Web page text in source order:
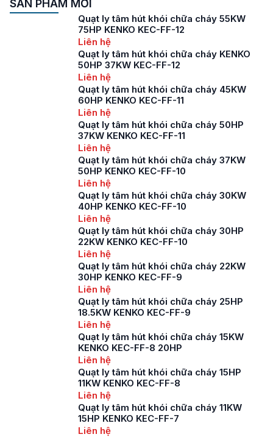
mái PCCC – Quạt
hướng trục hút mái
hướng trục được
dùng để hút khói, khí
trường an toàn trong
các tình huống khẩn
ra. […]
SẢN PHẨM MỚI
Quạt ly tâm hút khói chữa cháy 55KW
75HP KENKO KEC-FF-12
Liên hệ
Quạt ly tâm hút khói chữa cháy KENKO
50HP 37KW KEC-FF-12
Liên hệ
Quạt ly tâm hút khói chữa cháy 45KW
60HP KENKO KEC-FF-11
Liên hệ
Quạt ly tâm hút khói chữa cháy 50HP
37KW KENKO KEC-FF-11
Liên hệ
Quạt ly tâm hút khói chữa cháy 37KW
50HP KENKO KEC-FF-10
Liên hệ
Quạt ly tâm hút khói chữa cháy 30KW
40HP KENKO KEC-FF-10
Liên hệ
Quạt ly tâm hút khói chữa cháy 30HP
22KW KENKO KEC-FF-10
Liên hệ
Quạt ly tâm hút khói chữa cháy 22KW
30HP KENKO KEC-FF-9
Liên hệ
Quạt ly tâm hút khói chữa cháy 25HP
18.5KW KENKO KEC-FF-9
Liên hệ
Quạt ly tâm hút khói chữa cháy 15KW
KENKO KEC-FF-8 20HP
Liên hệ
Quạt ly tâm hút khói chữa cháy 15HP
11KW KENKO KEC-FF-8
Liên hệ
Quạt ly tâm hút khói chữa cháy 11KW
15HP KENKO KEC-FF-7
Liên hệ